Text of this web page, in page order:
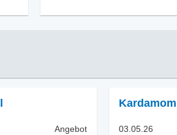
Angebot
Kardamom
03.05.26